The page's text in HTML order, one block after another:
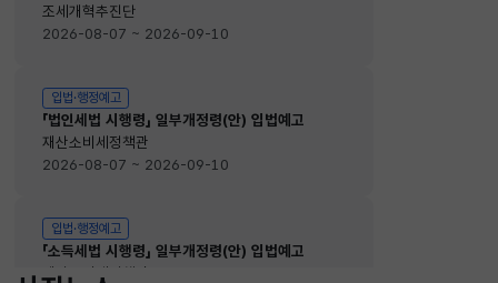
조세개혁추진단
2026-08-07 ~ 2026-09-10
입법·행정예고
「법인세법 시행령」 일부개정령(안) 입법예고
재산소비세정책관
2026-08-07 ~ 2026-09-10
입법·행정예고
「소득세법 시행령」 일부개정령(안) 입법예고
재산소비세정책관